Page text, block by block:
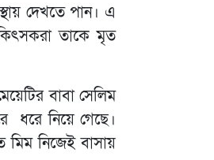
দেখতে পান। এ
তাকে মৃত
বাবা সেলিম
ধরে নিয়ে গেছে।
নিজেই বাসায়